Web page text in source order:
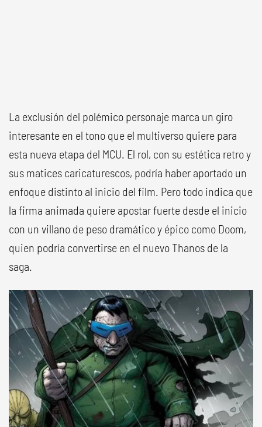
La exclusión del polémico personaje marca un giro
interesante en el tono que el multiverso quiere para
esta nueva etapa del MCU. El rol, con su estética retro y
sus matices caricaturescos, podría haber aportado un
enfoque distinto al inicio del film. Pero todo indica que
la firma animada quiere apostar fuerte desde el inicio
con un villano de peso dramático y épico como Doom,
quien podría convertirse en el nuevo Thanos de la
saga.